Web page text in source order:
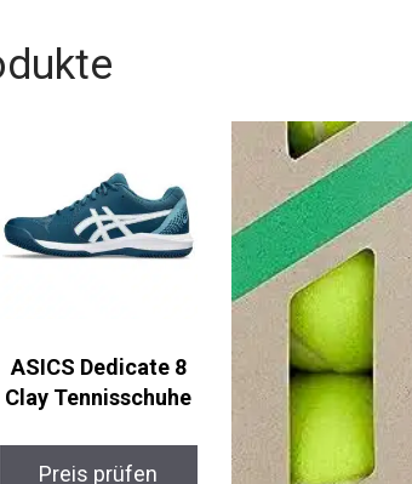
ASICS Dedicate 8
Clay Tennisschuhe
Preis prüfen